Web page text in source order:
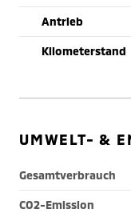
Antrieb
Kilometerstand
UMWELT- &
Gesamtverbrauch
CO2-Emission